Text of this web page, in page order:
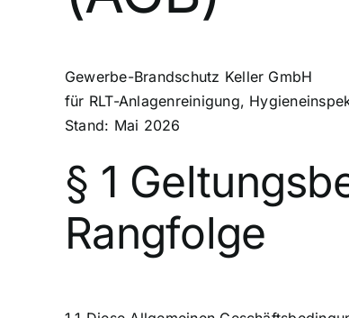
Gewerbe-Brandschutz Keller GmbH
für RLT-Anlagenreinigung,
Stand: Mai 2026
§ 1
Rangfolge